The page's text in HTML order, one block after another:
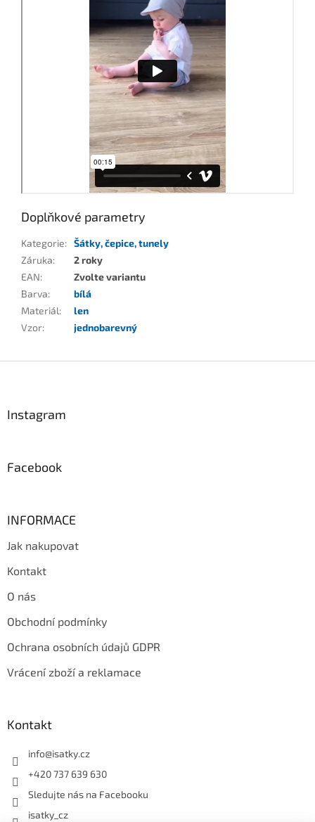
Doplňkové parametry
Kategorie: Šátky, čepice, tunely
Záruka:
2 roky
EAN:
Zvolte variantu
Barva:
bílá
Materiál:
len
Vzor: jednobarevný
Instagram
Facebook
INFORMACE
Jak nakupovat
Kontakt
O nás
Obchodní podmínky
Ochrana osobních údajů GDPR
Vrácení zboží a reklamace
Kontakt
info@isatky.cz
+420 737 639 630
Sledujte nás na Facebooku
isatky_cz